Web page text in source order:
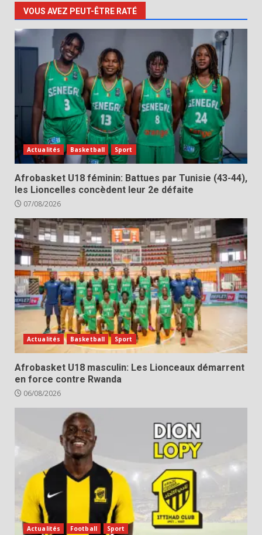
VOUS AVEZ PEUT-ÊTRE RATÉ
Actualités Basketball Sport
Afrobasket U18 féminin: Battues par Tunisie (43-44),
les Lioncelles concèdent leur 2e défaite
07/08/2026
Actualités Basketball Sport
Afrobasket U18 masculin: Les Lionceaux démarrent
en force contre Rwanda
06/08/2026
Actualités Football Sport